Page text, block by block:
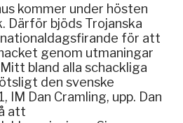
kommer under hösten
Därför bjöds Trojanska
för att
genom utmaningar
bland alla schackliga
den svenske
IM Dan Cramling, upp. Dan
att